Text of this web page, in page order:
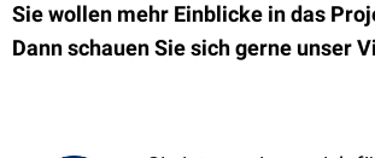
Sie wollen mehr Einblicke in das
Dann schauen Sie sich gerne unser